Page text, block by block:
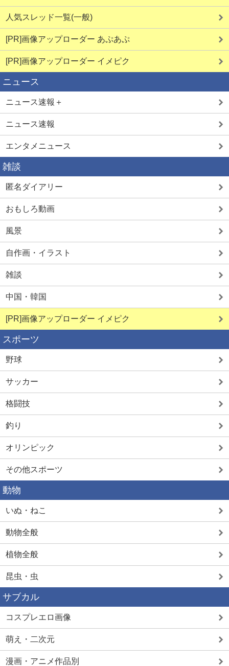
人気スレッド一覧(一般)
[PR]画像アップローダー あぷあぷ
[PR]画像アップローダー イメピク
ニュース
ニュース速報＋
ニュース速報
エンタメニュース
雑談
匿名ダイアリー
おもしろ動画
風景
自作画・イラスト
雑談
中国・韓国
[PR]画像アップローダー イメピク
スポーツ
野球
サッカー
格闘技
釣り
オリンピック
その他スポーツ
動物
いぬ・ねこ
動物全般
植物全般
昆虫・虫
サブカル
コスプレエロ画像
萌え・二次元
漫画・アニメ作品別